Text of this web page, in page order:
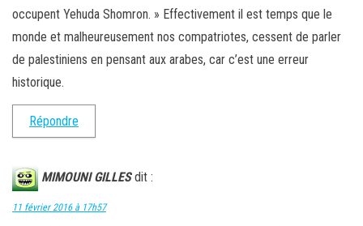
occupent Yehuda Shomron. » Effectivement il est temps que le
monde et malheureusement nos compatriotes, cessent de parler
de palestiniens en pensant aux arabes, car c’est une erreur
historique.
Répondre
MIMOUNI GILLES dit :
11 février 2016 à 17h57